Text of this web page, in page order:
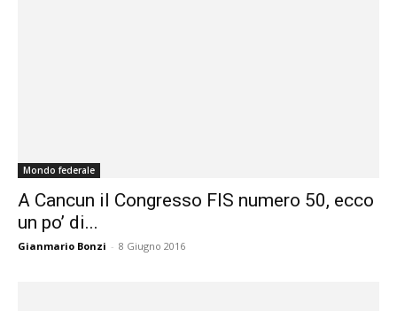
Mondo federale
A Cancun il Congresso FIS numero 50, ecco
un po’ di...
Gianmario Bonzi - 8 Giugno 2016